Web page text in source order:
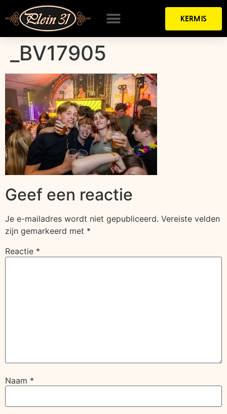
KERMIS
_BV17905
Geef een reactie
Je e-mailadres wordt niet gepubliceerd. Vereiste velden
zijn gemarkeerd met *
Reactie *
Naam *